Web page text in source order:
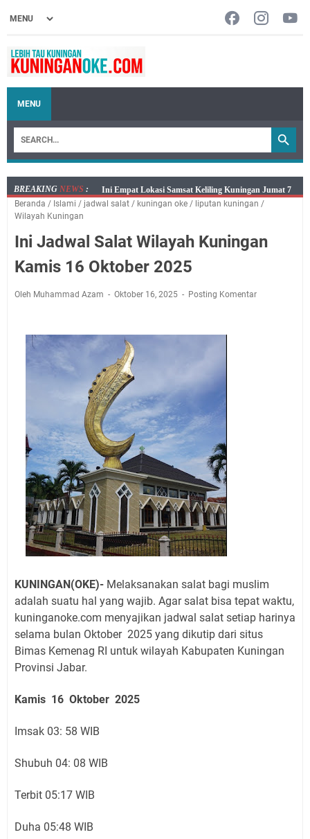
MENU
BREAKING NEWS :
Jumat 7 Agustus 2026 Mobil SIM Keliling Ada di
Kecamatan Sindangagung
Dicabut Dari Hidupmu, Kamu Akan Tetap Berjalan
Kelaparan Meskipun Memiliki Sekarung Penuh Uang
juga Tempat Beristirahat yang Paling Menenangkan, Ini
Sangat Seru
Warga Mulai Kesulitan Air Bersih Akibat Kekeringan,
Polres Kuningan dan PAM Tirta Kamuning Salurakan
12 Ribu Liter
Uniku Jadi Tuan Rumah Pendampingan Penyusunan
Dokumen SPMI
Sudahkah Kita Merdeka Dari Hawa Nafsu?
Info Sembako di Pasar Kepuh Kuningan Kamis 6
Agustus 2026, Daging Naik, Telur Turun
Agenda Kegiatan Bupati Kuningan Jumat 7 Agustus
2026 Ada Tiga, Tapi yang Bakal Dihadiri Hanya Satu
Ini Empat Lokasi Samsat Keliling Kuningan Jumat 7
Agustus 2026
Beranda / Islami / jadwal salat / kuningan oke / liputan kuningan /
Wilayah Kuningan
Ini Jadwal Salat Wilayah Kuningan
Kamis 16 Oktober 2025
Oleh Muhammad Azam Oktober 16, 2025 Posting Komentar
KUNINGAN(OKE)- Melaksanakan salat bagi muslim
adalah suatu hal yang wajib. Agar salat bisa tepat waktu,
kuninganoke.com menyajikan jadwal salat setiap harinya
selama bulan Oktober 2025 yang dikutip dari situs
Bimas Kemenag RI untuk wilayah Kabupaten Kuningan
Provinsi Jabar.
Kamis 16 Oktober 2025
Imsak 03: 58 WIB
Shubuh 04: 08 WIB
Terbit 05:17 WIB
Duha 05:48 WIB